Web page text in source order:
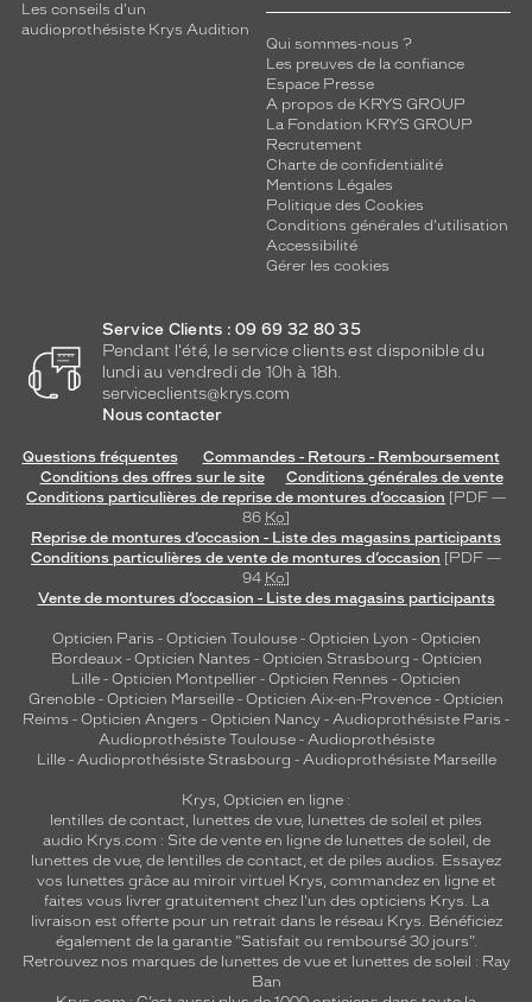
Les conseils d'un
audioprothésiste Krys Audition
Qui sommes-nous ?
Les preuves de la confiance
Espace Presse
A propos de KRYS GROUP
La Fondation KRYS GROUP
Recrutement
Charte de confidentialité
Mentions Légales
Politique des Cookies
Conditions générales d'utilisation
Accessibilité
Gérer les cookies
Service Clients : 09 69 32 80 35
Pendant l'été, le service clients est disponible du
lundi au vendredi de 10h à 18h.
serviceclients@krys.com
Nous contacter
Questions fréquentes
Commandes - Retours - Remboursement
Conditions des offres sur le site
Conditions générales de vente
Conditions particulières de reprise de montures d’occasion [PDF —
86 Ko]
Reprise de montures d’occasion - Liste des magasins participants
Conditions particulières de vente de montures d’occasion [PDF —
94 Ko]
Vente de montures d’occasion - Liste des magasins participants
Opticien Paris - Opticien Toulouse- Opticien Lyon - Opticien
Bordeaux- Opticien Nantes - Opticien Strasbourg - Opticien
Lille - Opticien Montpellier - Opticien Rennes - Opticien
Grenoble - Opticien Marseille - Opticien Aix-en-Provence - Opticien
Reims - Opticien Angers - Opticien Nancy - Audioprothésiste Paris -
Audioprothésiste Toulouse- Audioprothésiste
Lille- Audioprothésiste Strasbourg - Audioprothésiste Marseille
Krys, Opticien en ligne :
lentilles de contact, lunettes de vue, lunettes de soleil et piles
audio Krys.com : Site de vente en ligne de lunettes de soleil, de
lunettes de vue, de lentilles de contact, et de piles audios. Essayez
vos lunettes grâce au miroir virtuel Krys, commandez en ligne et
faites vous livrer gratuitement chez l'un des opticiens Krys. La
livraison est offerte pour un retrait dans le réseau Krys. Bénéficiez
également de la garantie "Satisfait ou remboursé 30 jours".
Retrouvez nos marques de lunettes de vue et lunettes de soleil : Ray
Ban